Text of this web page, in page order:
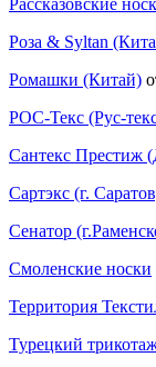
Роза & Syltan
Ромашки (Китай)
РОС-Текс (Рус-
Сантекс Престиж
Сартэкс (г.
Сенатор
Смоленские носки
Территория
Турецкий